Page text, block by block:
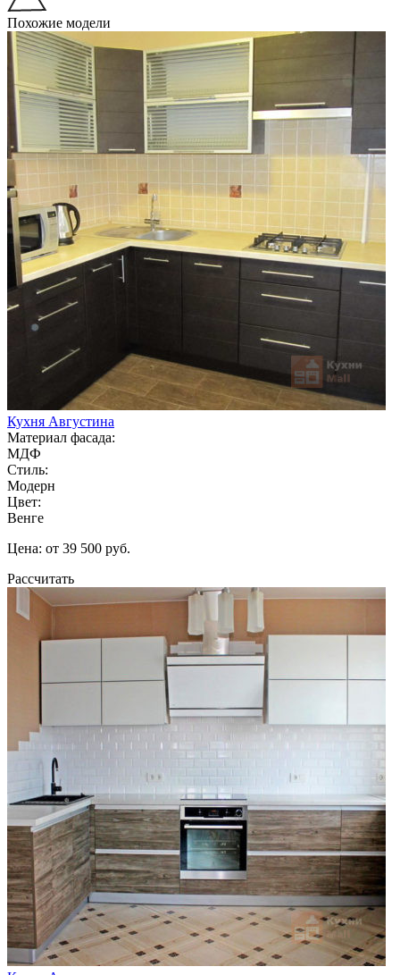
Похожие модели
Кухня Августина
Материал фасада:
МДФ
Стиль:
Модерн
Цвет:
Венге
Цена: от 39 500 руб.
Рассчитать